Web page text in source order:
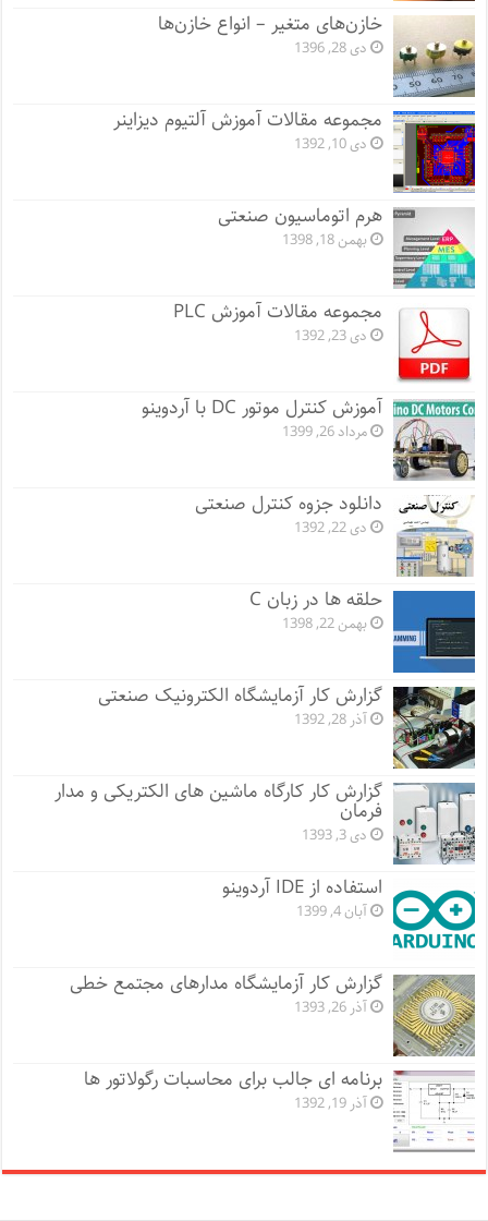
خازن‌های متغیر – انواع خازن‌ها
دی 28, 1396
مجموعه مقالات آموزش آلتیوم دیزاینر
دی 10, 1392
هرم اتوماسیون صنعتی
بهمن 18, 1398
مجموعه مقالات آموزش PLC
دی 23, 1392
آموزش کنترل موتور DC با آردوینو
مرداد 26, 1399
دانلود جزوه کنترل صنعتی
دی 22, 1392
حلقه ها در زبان C
بهمن 22, 1398
گزارش کار آزمایشگاه الکترونیک صنعتی
آذر 28, 1392
گزارش کار کارگاه ماشین های الکتریکی و مدار
فرمان
دی 3, 1393
استفاده از IDE آردوینو
آبان 4, 1399
گزارش کار آزمایشگاه مدارهای مجتمع خطی
آذر 26, 1393
برنامه ای جالب برای محاسبات رگولاتور ها
آذر 19, 1392